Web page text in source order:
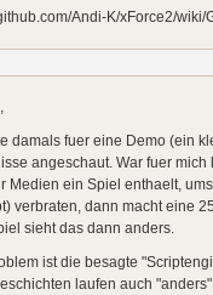
Andi-K/xForce2/
damals fuer eine Demo (ein
angeschaut. War fuer
Medien ein Spiel enthaelt,
verbraten, dann macht eine
sieht das dann anders.
ist die besagte
laufen auch